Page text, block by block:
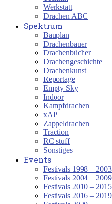
Werkstatt
Drachen ABC
Spektrum
Bauplan
Drachenbauer
Drachenbücher
Drachengeschichte
Drachenkunst
Reportage
Empty Sky
Indoor
Kampfdrachen
xAP
Zappeldrachen
Traction
RC stuff
Sonstiges
Events
Festivals 1998 – 2003
Festivals 2004 – 2009
Festivals 2010 – 2015
Festivals 2016 – 2019